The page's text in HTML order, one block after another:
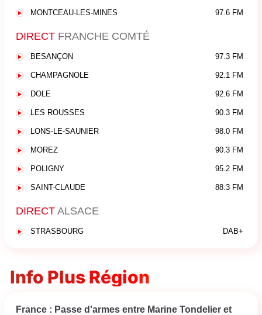
MONTCEAU-LES-MINES 97.6 FM
DIRECT FRANCHE COMTÉ
BESANÇON 97.3 FM
CHAMPAGNOLE 92.1 FM
DOLE 92.6 FM
LES ROUSSES 90.3 FM
LONS-LE-SAUNIER 98.0 FM
MOREZ 90.3 FM
POLIGNY 95.2 FM
SAINT-CLAUDE 88.3 FM
DIRECT ALSACE
STRASBOURG DAB+
Info Plus Région
France : Passe d'armes entre Marine Tondelier et